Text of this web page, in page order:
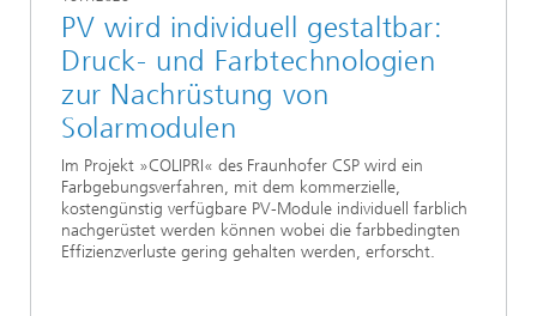
PV wird individuell gestaltbar:
Druck- und Farbtechnologien
zur Nachrüstung von
Solarmodulen
Im Projekt »COLIPRI« des Fraunhofer CSP wird ein
Farbgebungsverfahren, mit dem kommerzielle,
kostengünstig verfügbare PV-Module individuell farblich
nachgerüstet werden können wobei die farbbedingten
Effizienzverluste gering gehalten werden, erforscht.